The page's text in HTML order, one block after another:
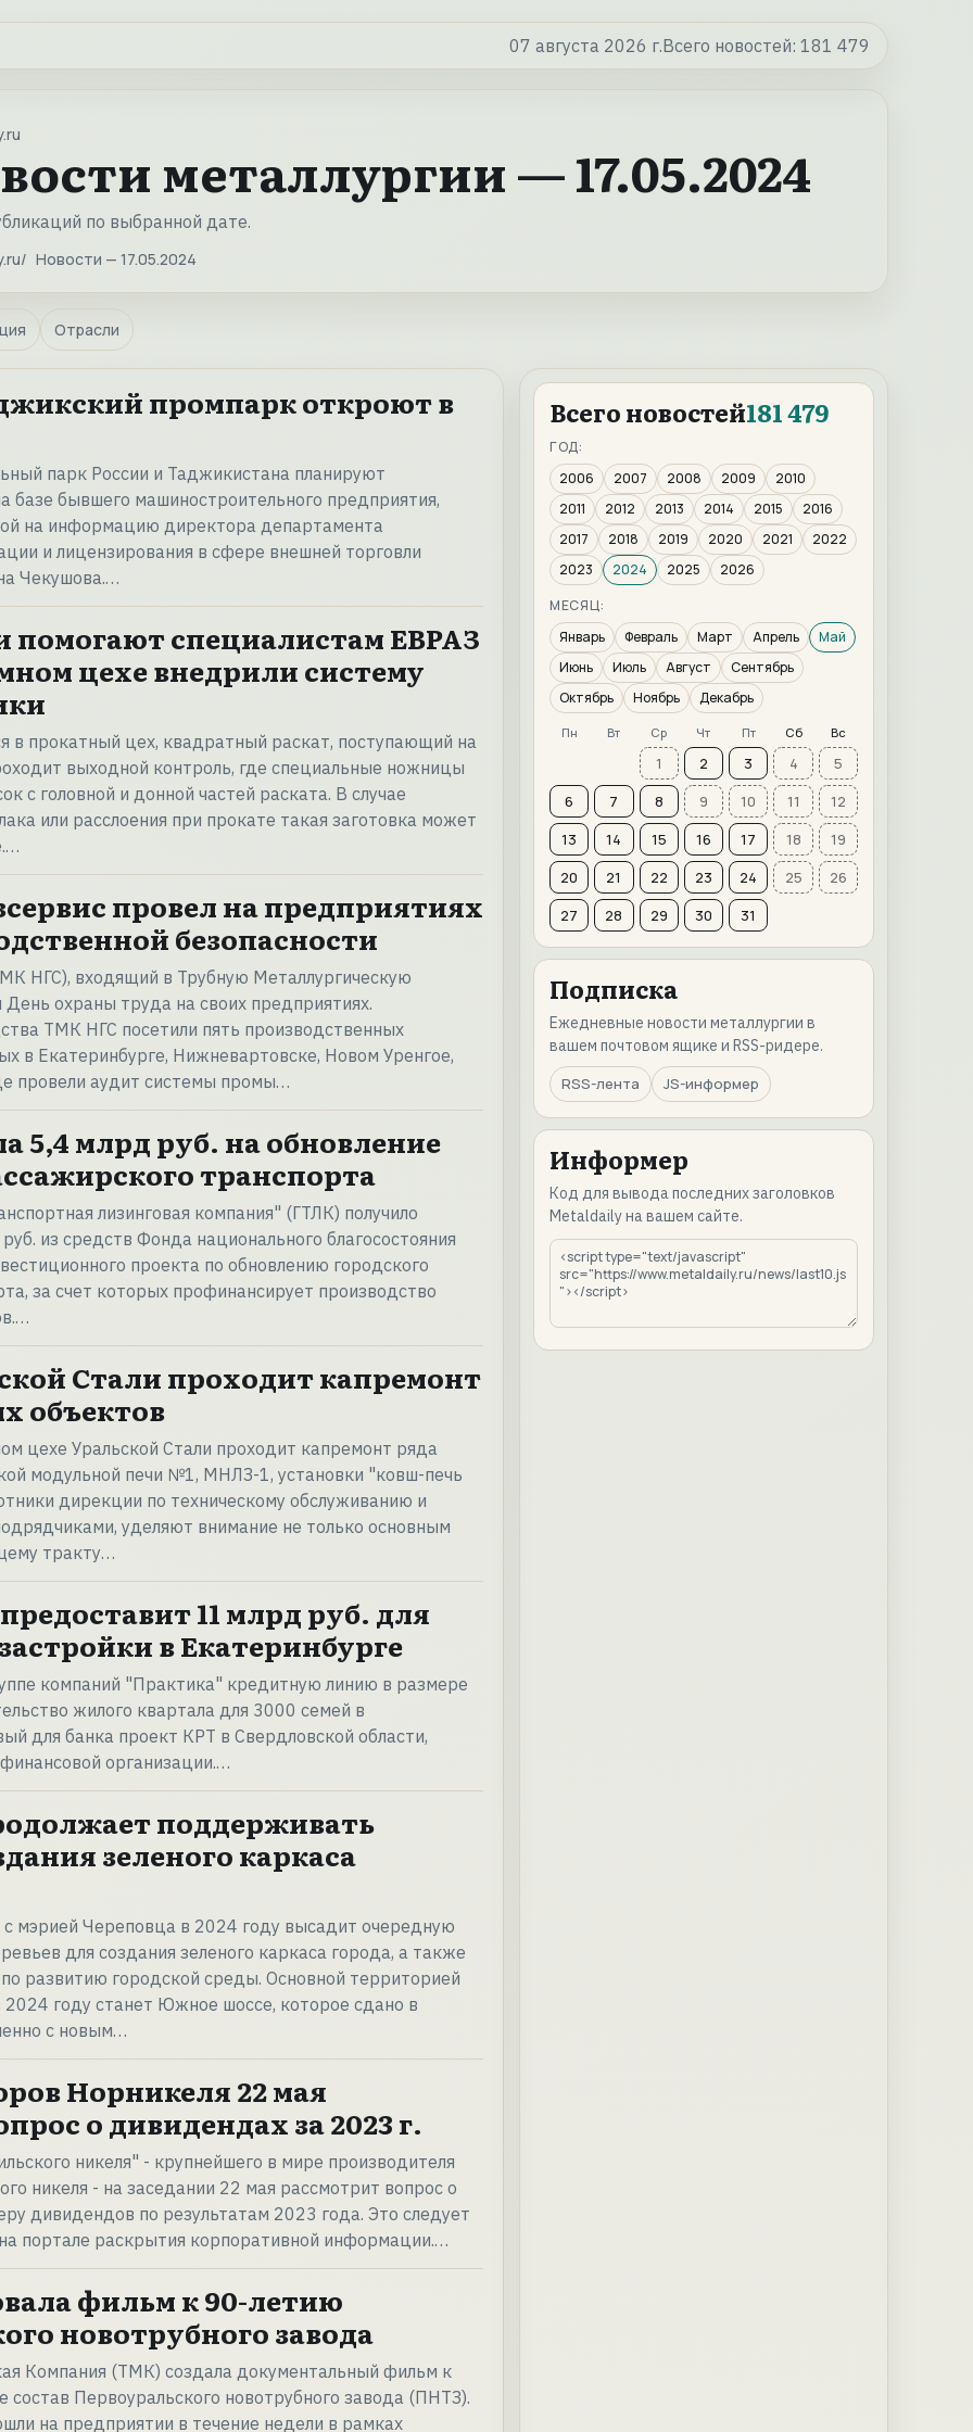
07 августа 2026 г.Всего новостей: 181 479
металлургии — 17.05.2024
по выбранной дате.
Новости — 17.05.2024
Отрасли
промпарк откроют в
парк России и Таджикистана планируют
базе бывшего машиностроительного предприятия,
на информацию директора департамента
и лицензирования в сфере внешней торговли
Чекушова.…
помогают специалистам ЕВРАЗ
цехе внедрили систему
в прокатный цех, квадратный раскат, поступающий на
выходной контроль, где специальные ножницы
с головной и донной частей раската. В случае
или расслоения при прокате такая заготовка может
провел на предприятиях
безопасности
НГС), входящий в Трубную Металлургическую
охраны труда на своих предприятиях.
ТМК НГС посетили пять производственных
в Екатеринбурге, Нижневартовске, Новом Уренгое,
провели аудит системы промы…
5,4 млрд руб. на обновление
транспорта
лизинговая компания" (ГТЛК) получило
из средств Фонда национального благосостояния
проекта по обновлению городского
за счет которых профинансирует производство
Стали проходит капремонт
объектов
цехе Уральской Стали проходит капремонт ряда
модульной печи №1, МНЛЗ-1, установки "ковш-печь
дирекции по техническому обслуживанию и
уделяют внимание не только основным
тракту…
11 млрд руб. для
в Екатеринбурге
компаний "Практика" кредитную линию в размере
жилого квартала для 3000 семей в
для банка проект КРТ в Свердловской области,
организации.…
поддерживать
зеленого каркаса
мэрией Череповца в 2024 году высадит очередную
для создания зеленого каркаса города, а также
развитию городской среды. Основной территорией
году станет Южное шоссе, которое сдано в
с новым…
Норникеля 22 мая
о дивидендах за 2023 г.
никеля" - крупнейшего в мире производителя
никеля - на заседании 22 мая рассмотрит вопрос о
дивидендов по результатам 2023 года. Это следует
портале раскрытия корпоративной информации.…
фильм к 90-летию
новотрубного завода
Компания (ТМК) создала документальный фильм к
Первоуральского новотрубного завода (ПНТЗ).
на предприятии в течение недели в рамках
Всего новостей181 479
ГОД:
2006
2007 2008 2009
2010
2011
2012 2013 2014 2015
2016
2017
2018 2019 2020 2021
2022
2023
2024 2025
2026
МЕСЯЦ:
Январь
Февраль Март Апрель
Май
Июнь
Июль Август
Сентябрь
Октябрь
Ноябрь Декабрь
Пн Вт Ср Чт Пт Сб Вс
1 2 3 4
5
6
7 8 9 10 11
12
13
14 15 16 17 18
19
20
21 22 23 24 25
26
27
28 29 30 31
Подписка
Ежедневные новости металлургии в
вашем почтовом ящике и RSS-ридере.
RSS-лента
JS-информер
Информер
Код для вывода последних заголовков
Metaldaily на вашем сайте.